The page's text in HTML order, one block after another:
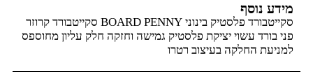
מידע נוסף
סקייטבורד פלסטיק בינוני BOARD PENNY סקייטבורד קרוזר
פני בורד עשוי יציקת פלסטיק גמישה וחזקה חלק עליון מחוספס
למניעת החלקה בעיצוב רטרו